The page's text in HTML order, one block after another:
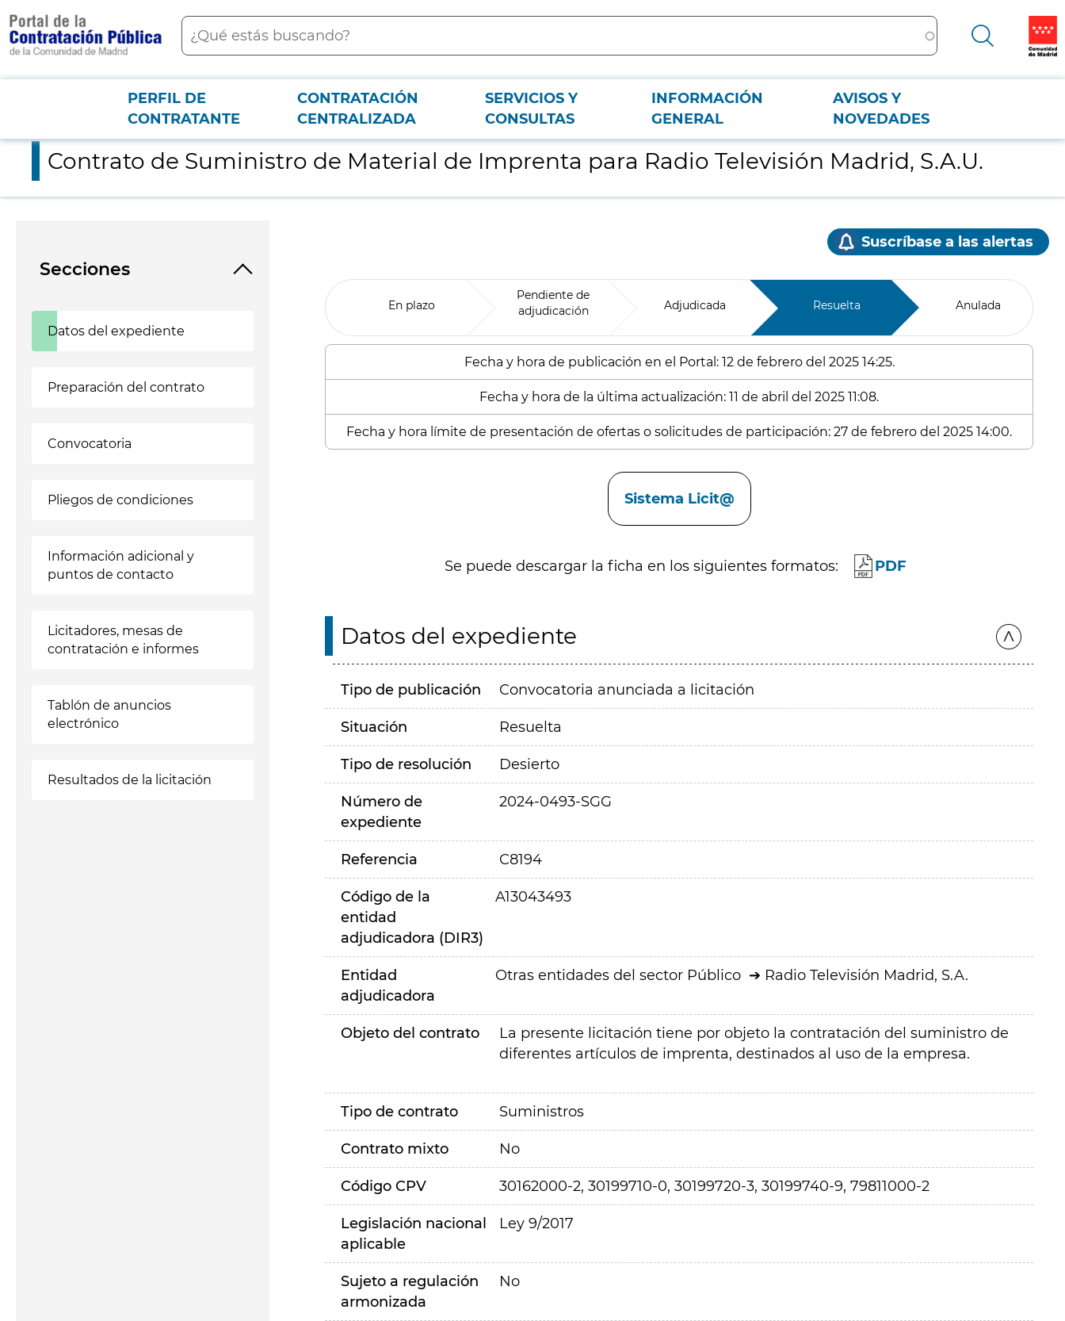
contenido
principal
Buscar
Menú PCON
PERFIL DE
CONTRATANTE
CONTRATACIÓN
CENTRALIZADA
SERVICIOS Y
CONSULTAS
INFORMACIÓN
GENERAL
AVISOS Y
NOVEDADES
Contrato de Suministro de Material de Imprenta para Radio Televisión Madrid, S.A.U.
Contrato de Suministro de Material de Imprenta para Radio Televisión Madrid, S.A.U.
Secciones
Datos del expediente
Preparación del contrato
Convocatoria
Pliegos de condiciones
Información adicional y
puntos de contacto
Licitadores, mesas de
contratación e informes
Tablón de anuncios
electrónico
Resultados de la licitación
Suscríbase a las alertas
En plazo
Pendiente de
adjudicación
Adjudicada Resuelta Anulada
Fecha y hora de publicación en el Portal: 12 de febrero del 2025 14:25.
Fecha y hora de la última actualización: 11 de abril del 2025 11:08.
Fecha y hora límite de presentación de ofertas o solicitudes de participación: 27 de febrero del 2025 14:00.
Sistema Licit@
Se puede descargar la ficha en los siguientes formatos: PDF
Datos del expediente
Tipo de publicación Convocatoria anunciada a licitación
Situación Resuelta
Tipo de resolución Desierto
Número de
expediente
2024-0493-SGG
Referencia C8194
Código de la
entidad
adjudicadora (DIR3)
A13043493
Entidad
adjudicadora
Otras entidades del sector Público Radio Televisión Madrid, S.A.
Objeto del contrato
La presente licitación tiene por objeto la contratación del suministro de
diferentes artículos de imprenta, destinados al uso de la empresa.
Tipo de contrato Suministros
Contrato mixto No
Código CPV 30162000-2, 30199710-0, 30199720-3, 30199740-9, 79811000-2
Legislación nacional
aplicable
Ley 9/2017
Sujeto a regulación
armonizada
No